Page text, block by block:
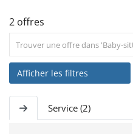
VÉHICULE
SERVICE
2 offres
Afficher les filtres
Service (2)